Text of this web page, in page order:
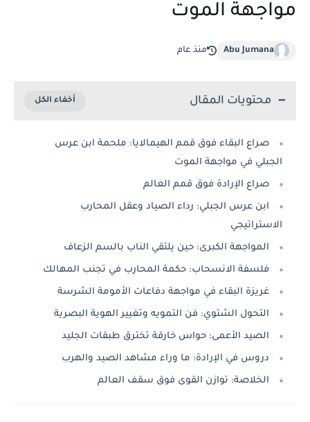
مواجهة الموت
Abu Jumana منذ عام
محتويات المقال
صراع البقاء فوق قمم الهيمالايا: ملحمة ابن عرس
الجبلي في مواجهة الموت
صراع الإرادة فوق قمم العالم
ابن عرس الجبلي: رداء الصياد وعقل المحارب
الاستراتيجي
المواجهة الكبرى: حين يلتقي الناب بالسم الزعاف
فلسفة الانسحاب: حكمة المحارب في تجنب المهالك
غريزة البقاء في مواجهة دفاعات الأمومة الشرسة
التحول الشتوي: فن التمويه وتغيير الهوية البصرية
الصيد الأعمى: حواس خارقة تخترق طبقات الجليد
دروس في الإرادة: ما وراء مشاهد الصيد والهرب
الخلاصة: توازن القوى فوق سقف العالم